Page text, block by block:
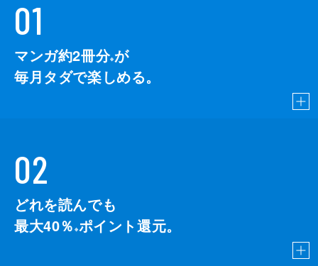
01
マンガ約2冊分※が
毎月タダで楽しめる。
02
どれを読んでも
最大40％ ※ポイント還元。